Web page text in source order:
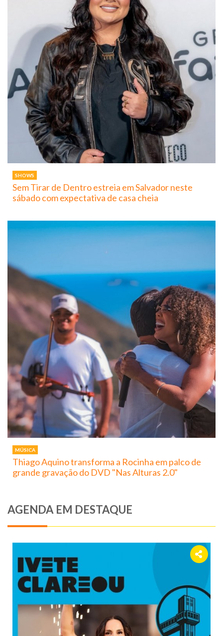
SHOWS
Sem Tirar de Dentro estreia em Salvador neste
sábado com expectativa de casa cheia
MÚSICA
Thiago Aquino transforma a Rocinha em palco de
grande gravação do DVD "Nas Alturas 2.0"
AGENDA EM DESTAQUE